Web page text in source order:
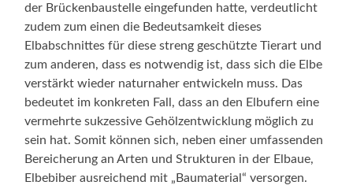
der Brückenbaustelle eingefunden hatte, verdeutlicht
zudem zum einen die Bedeutsamkeit dieses
Elbabschnittes für diese streng geschützte Tierart und
zum anderen, dass es notwendig ist, dass sich die Elbe
verstärkt wieder naturnaher entwickeln muss. Das
bedeutet im konkreten Fall, dass an den Elbufern eine
vermehrte sukzessive Gehölzentwicklung möglich zu
sein hat. Somit können sich, neben einer umfassenden
Bereicherung an Arten und Strukturen in der Elbaue,
Elbebiber ausreichend mit „Baumaterial“ versorgen.